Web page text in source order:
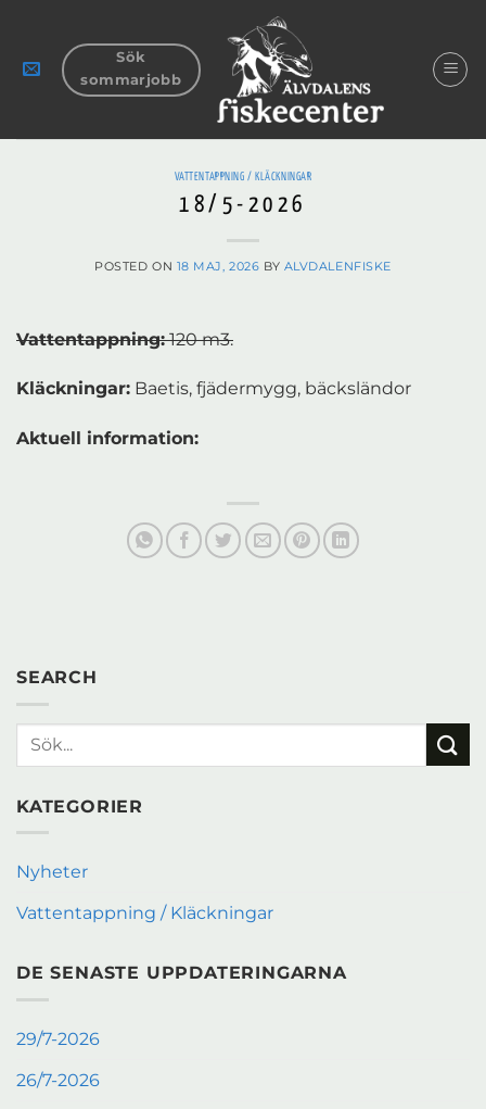
content
Sök
sommarjobb
VATTENTAPPNING / KLÄCKNINGAR
18/5-2026
POSTED ON 18 MAJ, 2026 BY ALVDALENFISKE
Vattentappning:120 m3.
Kläckningar: Baetis, fjädermygg, bäcksländor
Aktuell information:
SEARCH
KATEGORIER
Nyheter
Vattentappning / Kläckningar
DE SENASTE UPPDATERINGARNA
29/7-2026
26/7-2026